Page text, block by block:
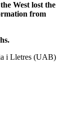
West lost the
from
i Lletres (UAB)